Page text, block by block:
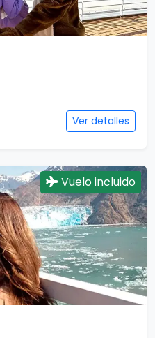
Ver detalles
Vuelo incluido